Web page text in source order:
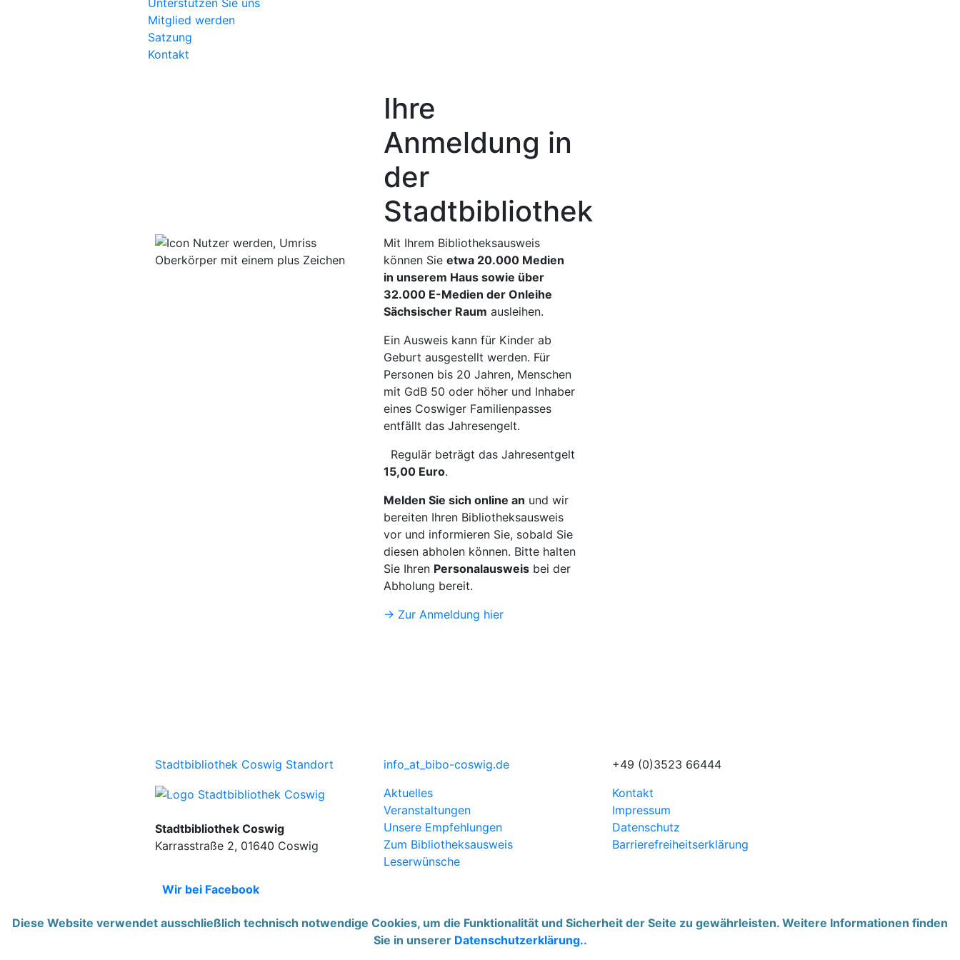
Unterstützen Sie uns
Mitglied werden
Satzung
Kontakt
Ihre
Anmeldung in
der
Stadtbibliothek
Mit Ihrem Bibliotheksausweis
können Sie etwa 20.000 Medien
in unserem Haus sowie über
32.000 E-Medien der Onleihe
Sächsischer Raum ausleihen.
Ein Ausweis kann für Kinder ab
Geburt ausgestellt werden. Für
Personen bis 20 Jahren, Menschen
mit GdB 50 oder höher und Inhaber
eines Coswiger Familienpasses
entfällt das Jahresengelt.
Regulär beträgt das Jahresentgelt
15,00 Euro.
Melden Sie sich online an und wir
bereiten Ihren Bibliotheksausweis
vor und informieren Sie, sobald Sie
diesen abholen können. Bitte halten
Sie Ihren Personalausweisbei der
Abholung bereit.
→ Zur Anmeldung hier
Stadtbibliothek Coswig Standort info _at_ bibo-coswig.de +49 (0)3523 66444
Stadtbibliothek Coswig
Karrasstraße 2, 01640 Coswig
Wir bei Facebook
Aktuelles
Veranstaltungen
Unsere Empfehlungen
Zum Bibliotheksausweis
Leserwünsche
Kontakt
Impressum
Datenschutz
Barrierefreiheitserklärung
Diese Website verwendet ausschließlich technisch notwendige Cookies, um die Funktionalität und Sicherheit der Seite zu gewährleisten. Weitere Informationen finden
Sie in unserer Datenschutzerklärung..